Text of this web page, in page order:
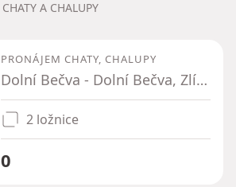
CHATY A CHALUPY
PRONÁJEM CHATY, CHALUPY
Dolní Bečva - Dolní Bečva, Zlínský kraj
2 ložnice
0